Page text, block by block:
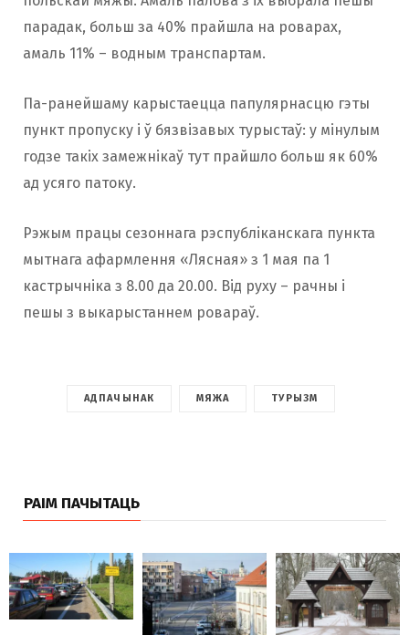
парадак, больш за 40% прайшла на роварах,
амаль 11% – водным транспартам.
Па-ранейшаму карыстаецца папулярнасцю гэты
пункт пропуску і ў бязвізавых турыстаў: у мінулым
годзе такіх замежнікаў тут прайшло больш як 60%
ад усяго патоку.
Рэжым працы сезоннага рэспубліканскага пункта
мытнага афармлення «Лясная» з 1 мая па 1
кастрычніка з 8.00 да 20.00. Від руху – рачны і
пешы з выкарыстаннем ровараў.
АДПАЧЫНАК МЯЖА ТУРЫЗМ
РАІМ ПАЧЫТАЦЬ